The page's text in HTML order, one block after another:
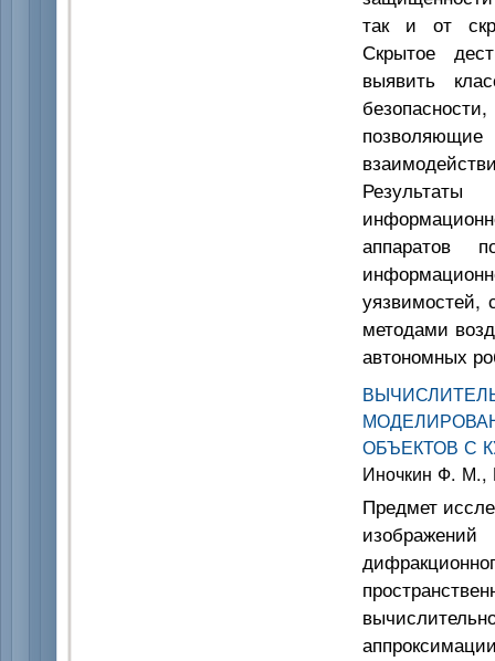
так и от
Скрытое
выявить
аппаратов
уязвимостей,
методами
автономных
ОБЪЕКТОВ С
Иночкин Ф. М.,
Предмет